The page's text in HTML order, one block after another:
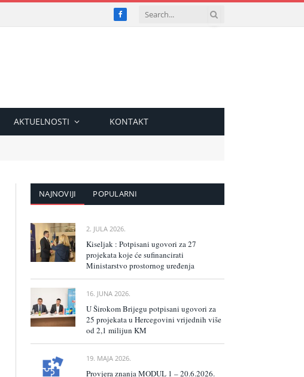
Facebook
AKTUELNOSTI KONTAKT
NAJNOVIJI POPULARNI
2. JULA 2026.
Kiseljak : Potpisani ugovori za 27
projekata koje će sufinancirati
Ministarstvo prostornog uređenja
16. JUNA 2026.
U Širokom Brijegu potpisani ugovori za
25 projekata u Hercegovini vrijednih više
od 2,1 milijun KM
19. MAJA 2026.
Provjera znanja MODUL 1 – 20.6.2026.